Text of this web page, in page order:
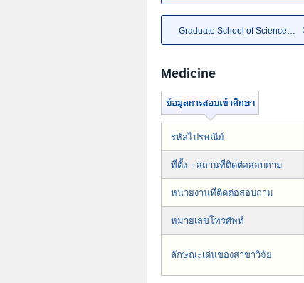
Graduate School of Science, T...
Medicine
รหัสไปรษณีย์
ที่ตั้ง・สถานที่ติดต่อสอบถาม
หน่วยงานที่ติดต่อสอบถาม
หมายเลขโทรศัพท์
ลักษณะเด่นของสาขาวิจัย